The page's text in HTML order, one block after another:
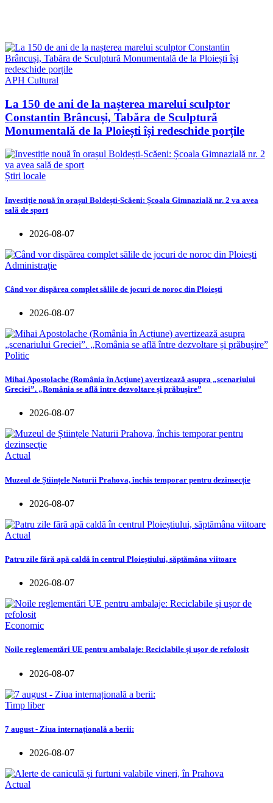
APH Cultural
La 150 de ani de la nașterea marelui sculptor
Constantin Brâncuși, Tabăra de Sculptură
Monumentală de la Ploiești își redeschide porțile
Știri locale
Investiție nouă în orașul Boldești-Scăeni: Școala Gimnazială nr. 2 va avea
sală de sport
2026-08-07
Administraţie
Când vor dispărea complet sălile de jocuri de noroc din Ploiești
2026-08-07
Politic
Mihai Apostolache (România în Acțiune) avertizează asupra „scenariului
Greciei”. „România se află între dezvoltare și prăbușire”
2026-08-07
Actual
Muzeul de Științele Naturii Prahova, închis temporar pentru dezinsecție
2026-08-07
Actual
Patru zile fără apă caldă în centrul Ploieștiului, săptămâna viitoare
2026-08-07
Economic
Noile reglementări UE pentru ambalaje: Reciclabile și ușor de refolosit
2026-08-07
Timp liber
7 august - Ziua internațională a berii:
2026-08-07
Actual